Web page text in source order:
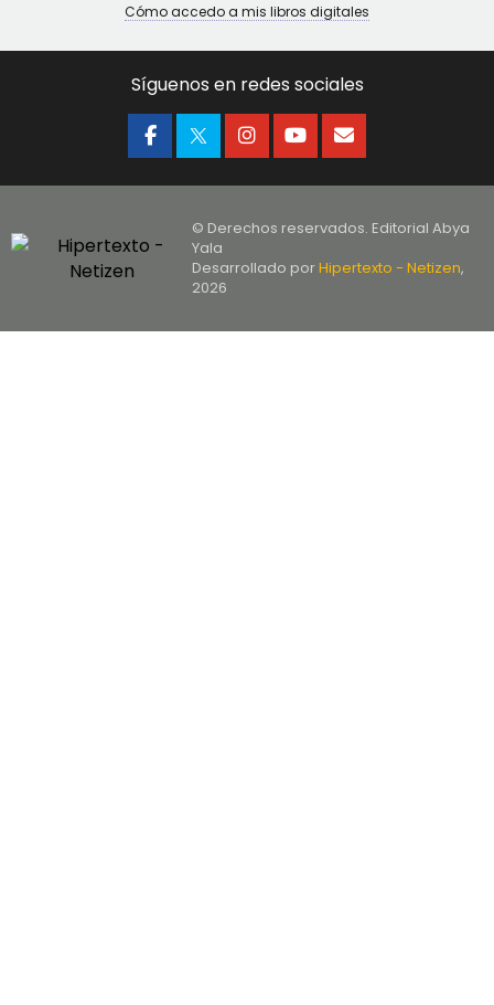
Cómo accedo a mis libros digitales
Síguenos en redes sociales
© Derechos reservados. Editorial Abya
Yala
Desarrollado porHipertexto - Netizen,
2026